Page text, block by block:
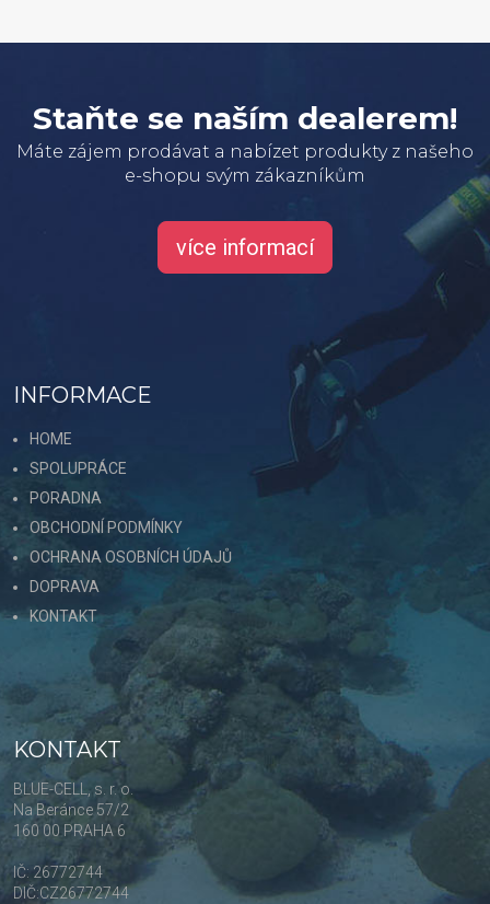
Staňte se naším dealerem!
Máte zájem prodávat a nabízet produkty z našeho
e-shopu svým zákazníkům
více informací
INFORMACE
HOME
SPOLUPRÁCE
PORADNA
OBCHODNÍ PODMÍNKY
OCHRANA OSOBNÍCH ÚDAJŮ
DOPRAVA
KONTAKT
KONTAKT
BLUE-CELL, s. r. o.
Na Beránce 57/2
160 00 PRAHA 6
IČ: 26772744
DIČ:CZ26772744